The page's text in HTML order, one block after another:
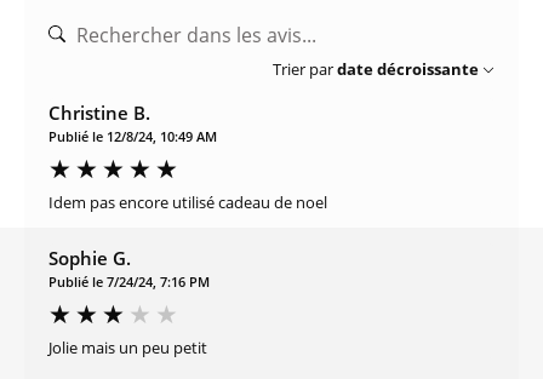
Trier pardate décroissante
Christine B.
Publié le 12/8/24, 10:49 AM
Idem pas encore utilisé cadeau de noel
Sophie G.
Publié le 7/24/24, 7:16 PM
Jolie mais un peu petit